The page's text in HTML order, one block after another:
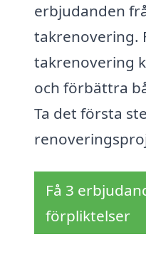
erbjudanden
takrenovering.
takrenovering
och förbättra
Ta det första
Få 3
förpliktelser